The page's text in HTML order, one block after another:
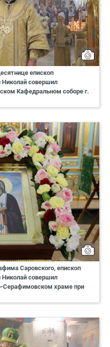
епископ
Николай совершил
Кафедральном соборе г.
Саровского, епископ
Николай совершил
Серафимовском храме при